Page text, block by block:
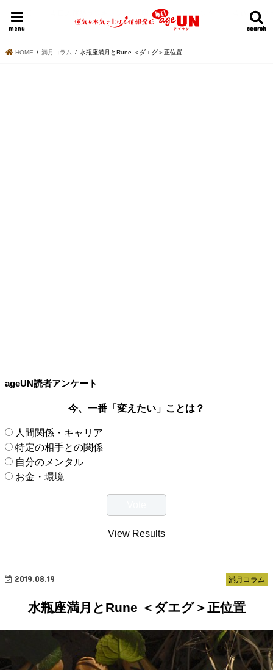
search
search
menu
HOME 明日の運勢ランキング 今週の運勢
HOME 満月コラム 水瓶座満月とRune ＜ダエグ＞正位置
ageUN読者アンケート
今、一番「変えたい」ことは？
人間関係・キャリア
特定の相手との関係
自分のメンタル
お金・環境
View Results
満月コラム
2019.08.19
水瓶座満月とRune ＜ダエグ＞正位置